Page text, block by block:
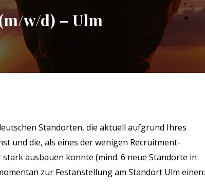
w/d) – Ulm
Standorten, die aktuell aufgrund Ihres
und die, als eines der wenigen Recruitment-
ausbauen konnte (mind. 6 neue Standorte in
zur Festanstellung am Standort Ulm einen: